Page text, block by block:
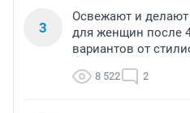
3
Освежают и
для женщин после
вариантов от
8 522 2